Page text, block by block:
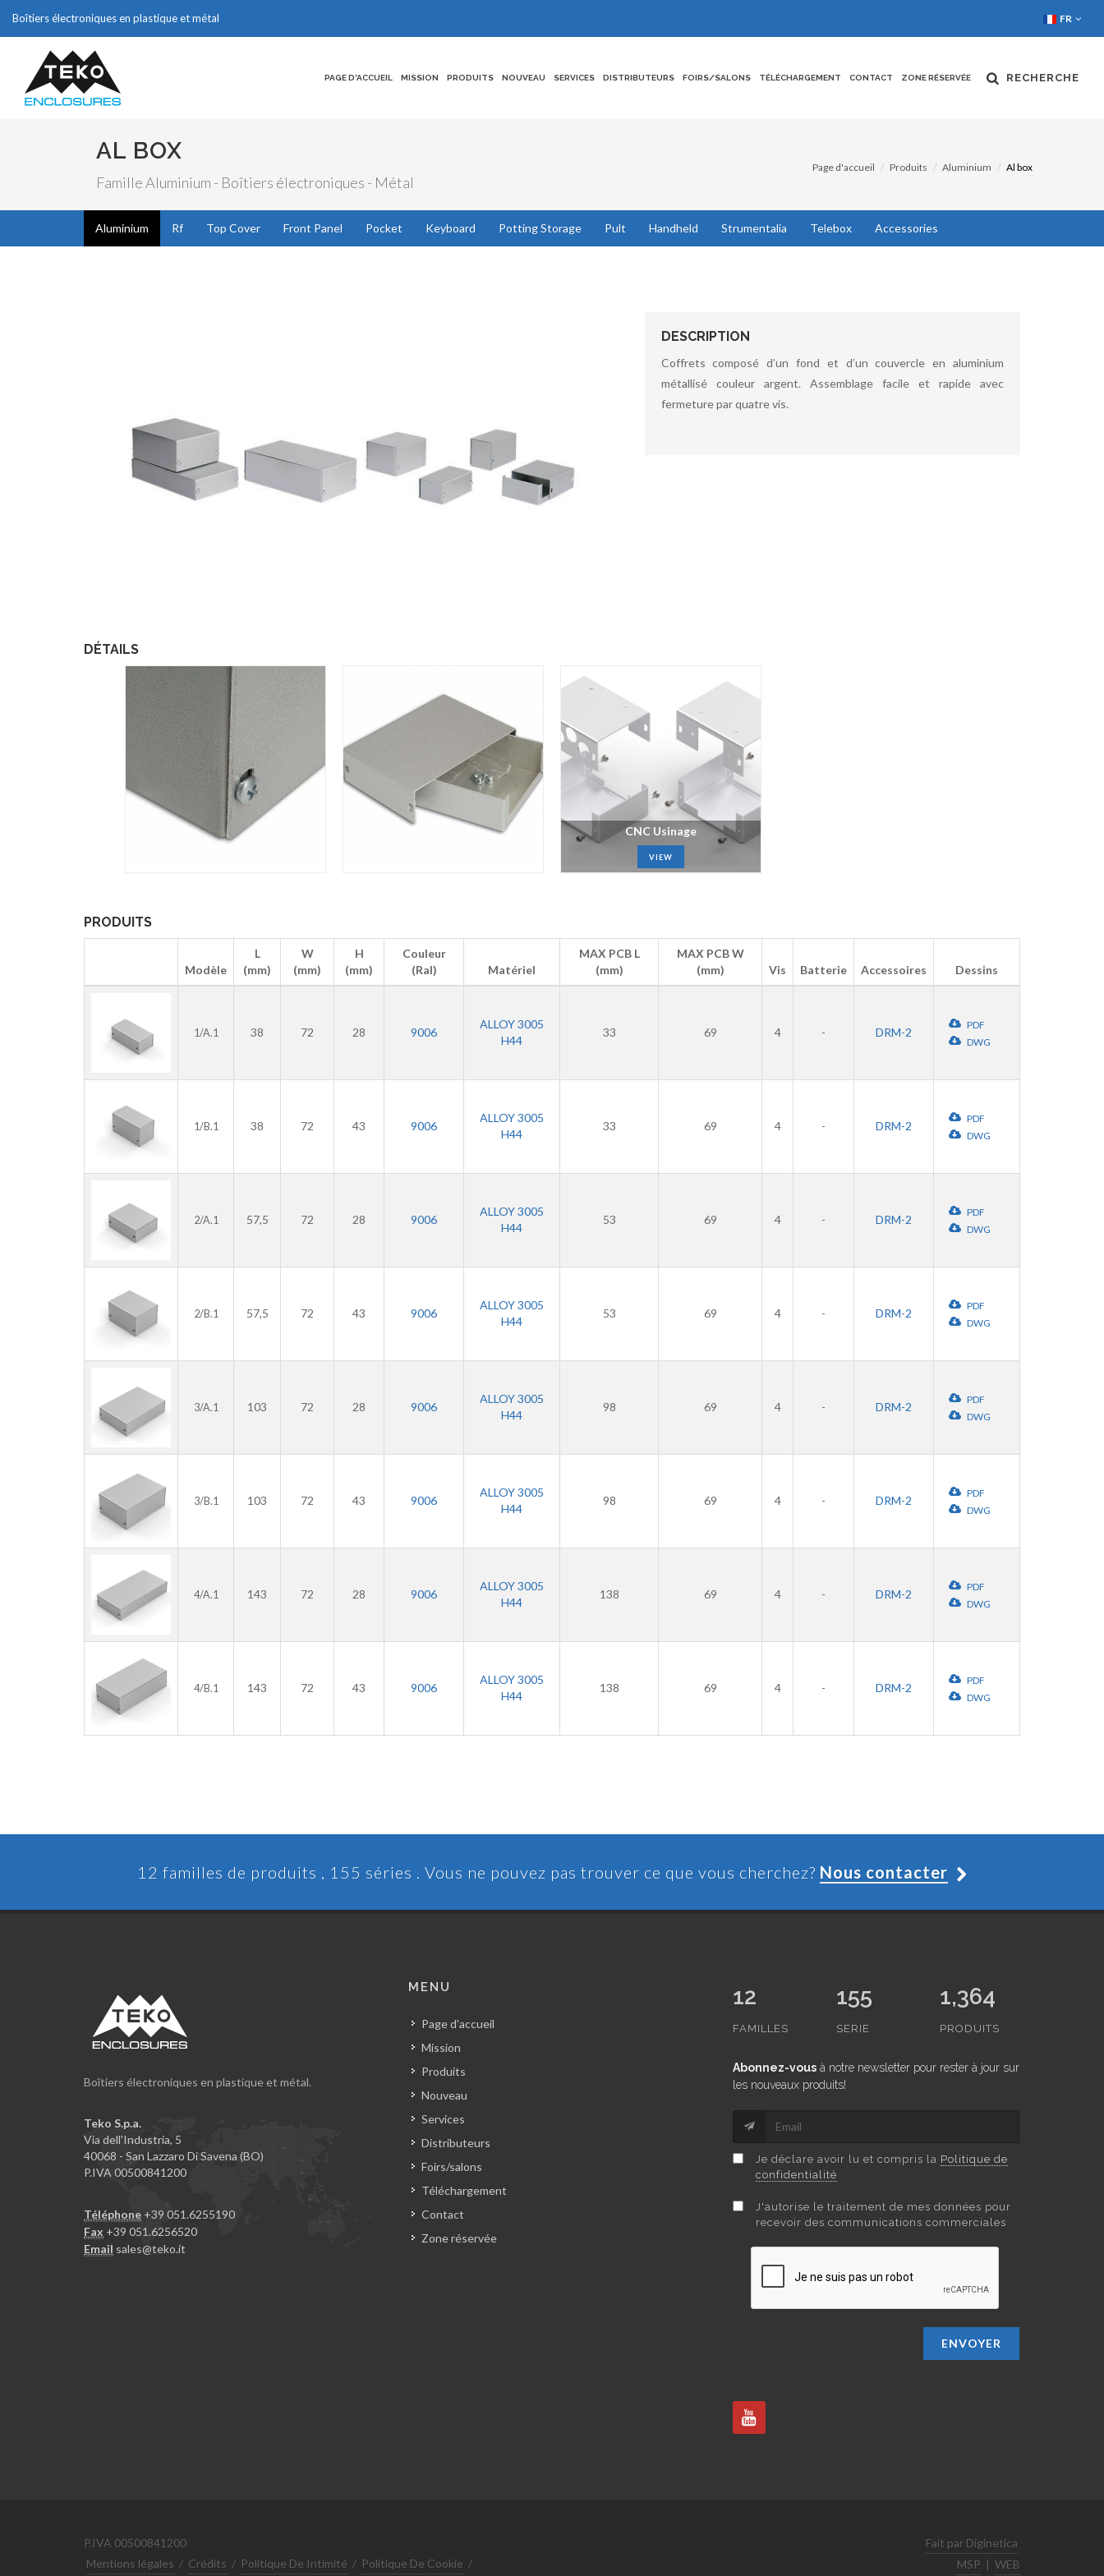
Boîtiers électroniques en plastique et métal FR
PAGE D'ACCUEIL MISSION PRODUITS NOUVEAU SERVICES DISTRIBUTEURS FOIRS/SALONS TÉLÉCHARGEMENT CONTACT ZONE RÉSERVÉE RECHERCHE
AL BOX
Famille Aluminium - Boîtiers électroniques - Métal
Page d'accueil Produits Aluminium Al box
Aluminium Rf Top Cover Front Panel Pocket Keyboard Potting Storage Pult Handheld Strumentalia Telebox Accessories
DESCRIPTION
Coffrets composé d’un fond et d’un couvercle en aluminium
métallisé couleur argent. Assemblage facile et rapide avec
fermeture par quatre vis.
DÉTAILS
CNC Usinage
VIEW
PRODUITS
Modèle
L
(mm)
W
(mm)
H
(mm)
Couleur
(Ral)
Matériel
MAX PCB L
(mm)
MAX PCB W
(mm)
Vis Batterie Accessoires Dessins
1/A.1 38 72 28 9006
ALLOY 3005
H44
33 69 4 - DRM-2
PDF
DWG
1/B.1 38 72 43 9006
ALLOY 3005
H44
33 69 4 - DRM-2
PDF
DWG
2/A.1 57,5 72 28 9006
ALLOY 3005
H44
53 69 4 - DRM-2
PDF
DWG
2/B.1 57,5 72 43 9006
ALLOY 3005
H44
53 69 4 - DRM-2
PDF
DWG
3/A.1 103 72 28 9006
ALLOY 3005
H44
98 69 4 - DRM-2
PDF
DWG
3/B.1 103 72 43 9006
ALLOY 3005
H44
98 69 4 - DRM-2
PDF
DWG
4/A.1 143 72 28 9006
ALLOY 3005
H44
138 69 4 - DRM-2
PDF
DWG
4/B.1 143 72 43 9006
ALLOY 3005
H44
138 69 4 - DRM-2
PDF
DWG
12 familles de produits , 155 séries . Vous ne pouvez pas trouver ce que vous cherchez? Nous contacter
Boîtiers électroniques en plastique et métal.
Teko S.p.a.
Via dell'Industria, 5
40068 - San Lazzaro Di Savena (BO)
P.IVA 00500841200
Téléphone +39 051.6255190
Fax +39 051.6256520
Email sales@teko.it
MENU
Page d'accueil
Mission
Produits
Nouveau
Services
Distributeurs
Foirs/salons
Téléchargement
Contact
Zone réservée
12
FAMILLES
155
SERIE
1,364
PRODUITS
Abonnez-vousà notre newsletter pour rester à jour sur
les nouveaux produits!
Je déclare avoir lu et compris la Politique de
confidentialité
J'autorise le traitement de mes données pour
recevoir des communications commerciales
ENVOYER
P.IVA 00500841200
Mentions légales / Crédits / Politique De Intimité / Politique De Cookie /
Fait par Diginetica
MSP | WEB